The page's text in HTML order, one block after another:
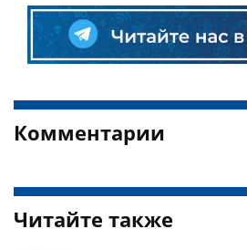
Комментарии
Читайте также